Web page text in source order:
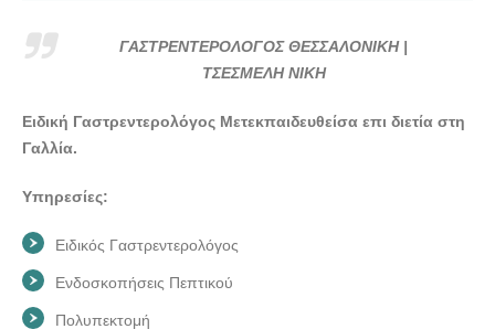
ΓΑΣΤΡΕΝΤΕΡΟΛΟΓΟΣ ΘΕΣΣΑΛΟΝΙΚΗ |
ΤΣΕΣΜΕΛΗ ΝΙΚΗ
Ειδική Γαστρεντερολόγος Μετεκπαιδευθείσα επι διετία στη
Γαλλία.
Υπηρεσίες:
Ειδικός Γαστρεντερολόγος
Ενδοσκοπήσεις Πεπτικού
Πολυπεκτομή